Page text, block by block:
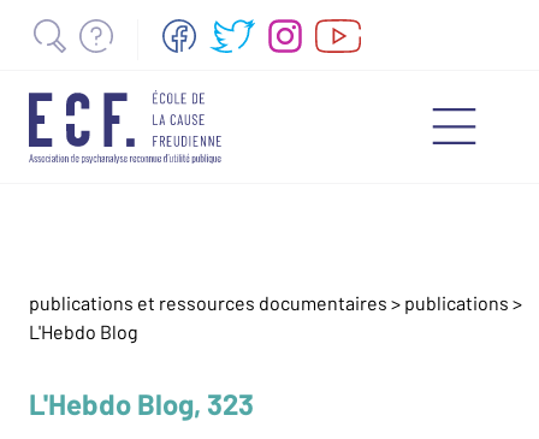
publications et ressources documentaires > publications >
L'Hebdo Blog
L'Hebdo Blog, 323